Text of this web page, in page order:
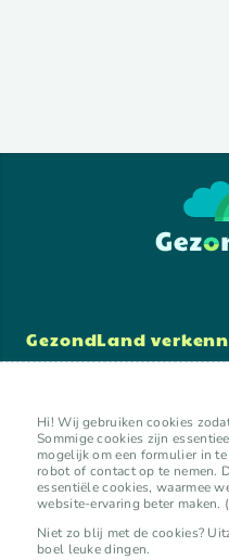
Hi! Wij gebruiken cookies
Sommige cookies zijn
mogelijk om een formulier in
robot of contact op te nemen.
essentiële cookies, waarmee
website-ervaring beter maken. (
Niet zo blij met de cookies?
boel leuke dingen.
GezondLand
experts
kalender
activiteiten
vermelding